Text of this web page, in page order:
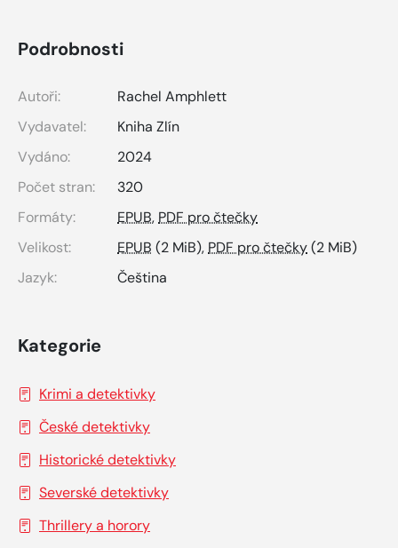
Podrobnosti
Autoři:
Rachel Amphlett
Vydavatel:
Kniha Zlín
Vydáno:
2024
Počet stran:
320
Formáty:
EPUB,PDF pro čtečky
Velikost:
EPUB (2 MiB),PDF pro čtečky(2 MiB)
Jazyk:
Čeština
Kategorie
Krimi a detektivky
České detektivky
Historické detektivky
Severské detektivky
Thrillery a horory